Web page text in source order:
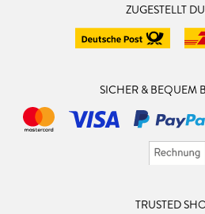
ZUGESTELLT
SICHER & BEQUEM
TRUSTED